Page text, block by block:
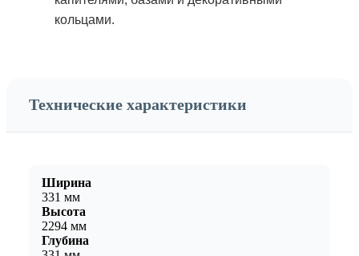
кольцами.
Технические характеристики
Ширина
331 мм
Высота
2294 мм
Глубина